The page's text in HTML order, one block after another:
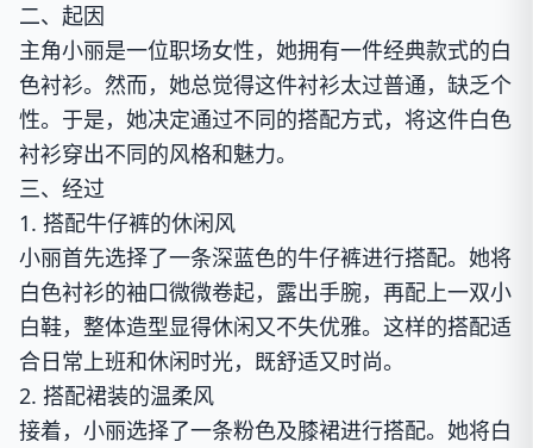
二、起因
主角小丽是一位职场女性，她拥有一件经典款式的白
色衬衫。然而，她总觉得这件衬衫太过普通，缺乏个
性。于是，她决定通过不同的搭配方式，将这件白色
衬衫穿出不同的风格和魅力。
三、经过
1. 搭配牛仔裤的休闲风
小丽首先选择了一条深蓝色的牛仔裤进行搭配。她将
白色衬衫的袖口微微卷起，露出手腕，再配上一双小
白鞋，整体造型显得休闲又不失优雅。这样的搭配适
合日常上班和休闲时光，既舒适又时尚。
2. 搭配裙装的温柔风
接着，小丽选择了一条粉色及膝裙进行搭配。她将白